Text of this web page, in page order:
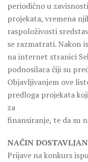
periodično u
projekata, vremena
raspoloživosti
se razmatrati. Nakon
na internet stranici
podnosilaca čiji su
Objavljivanjem ove
predloga projekata
za
finansiranje, te da su
NAČIN
Prijave na konkurs